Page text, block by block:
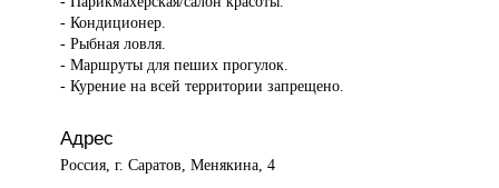
- Кондиционер.
- Рыбная ловля.
- Маршруты для пеших прогулок.
- Курение на всей территории запрещено.
Адрес
Россия, г. Саратов, Менякина, 4